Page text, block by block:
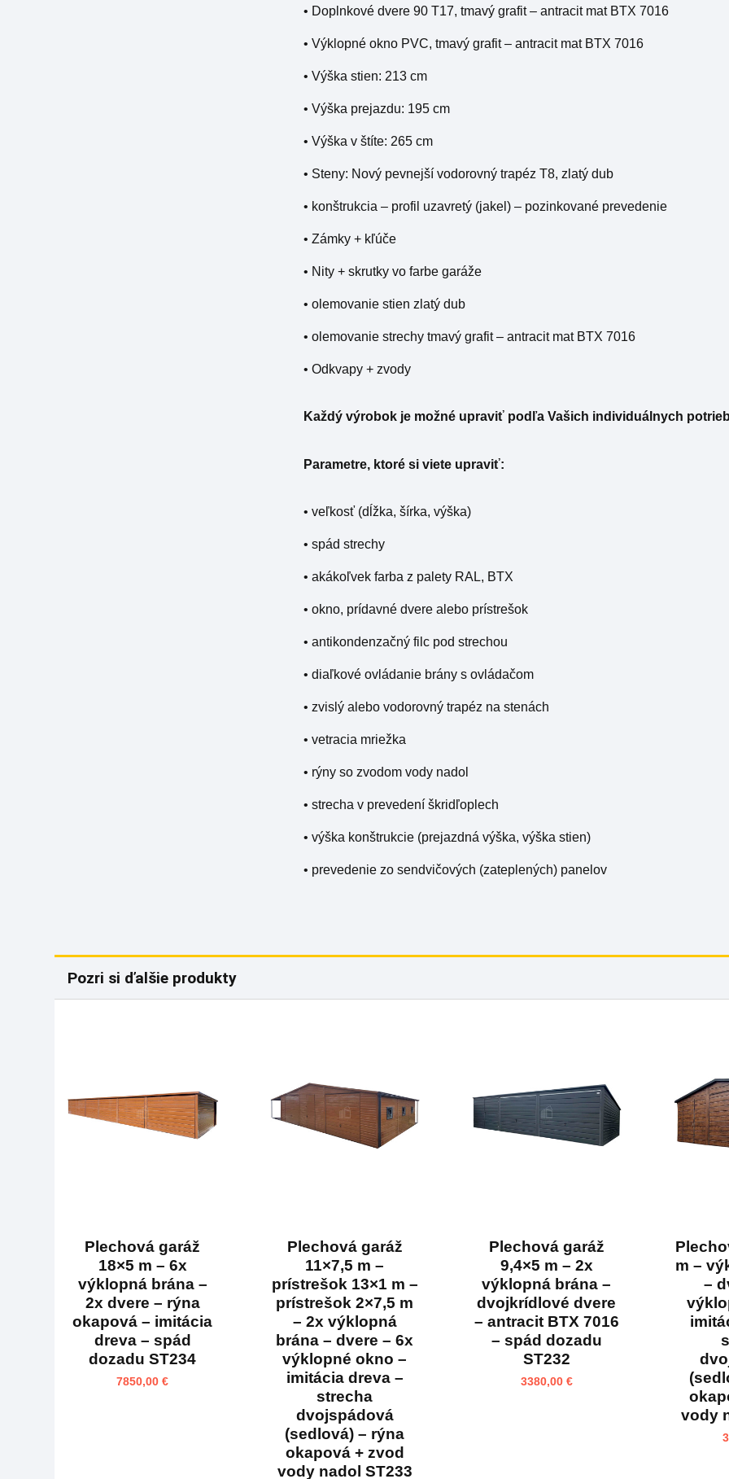
• Doplnkové dvere 90 T17, tmavý grafit – antracit mat BTX 7016
• Výklopné okno PVC, tmavý grafit – antracit mat BTX 7016
• Výška stien: 213 cm
• Výška prejazdu: 195 cm
• Výška v štíte: 265 cm
• Steny: Nový pevnejší vodorovný trapéz T8, zlatý dub
• konštrukcia – profil uzavretý (jakel) – pozinkované prevedenie
• Zámky + kľúče
• Nity + skrutky vo farbe garáže
• olemovanie stien zlatý dub
• olemovanie strechy tmavý grafit – antracit mat BTX 7016
• Odkvapy + zvody
Každý výrobok je možné upraviť podľa Vašich individuálnych
Parametre, ktoré si viete upraviť:
• veľkosť (dĺžka, šírka, výška)
• spád strechy
• akákoľvek farba z palety RAL, BTX
• okno, prídavné dvere alebo prístrešok
• antikondenzačný filc pod strechou
• diaľkové ovládanie brány s ovládačom
• zvislý alebo vodorovný trapéz na stenách
• vetracia mriežka
• rýny so zvodom vody nadol
• strecha v prevedení škridľoplech
• výška konštrukcie (prejazdná výška, výška stien)
• prevedenie zo sendvičových (zateplených) panelov
Pozri si ďalšie produkty
Plechová garáž
18×5 m – 6x
výklopná brána –
2x dvere – rýna
okapová – imitácia
dreva – spád
dozadu ST234
7850,00€
Plechová garáž
11×7,5 m –
prístrešok 13×1 m –
prístrešok 2×7,5 m
– 2x výklopná
brána – dvere – 6x
výklopné okno –
imitácia dreva –
strecha
dvojspádová
(sedlová) – rýna
okapová + zvod
vody nadol ST233
Plechová garáž
9,4×5 m – 2x
výklopná brána –
dvojkrídlové dvere
– antracit BTX 7016
– spád dozadu
ST232
3380,00 €
m –
–
vody